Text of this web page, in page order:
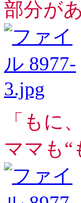
部分が
「もに
ママも